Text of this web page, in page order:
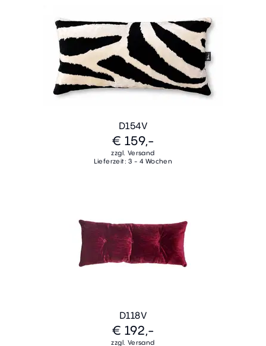
D154V
€ 159,-
zzgl. Versand
Lieferzeit: 3 - 4 Wochen
D118V
€ 192,-
zzgl. Versand